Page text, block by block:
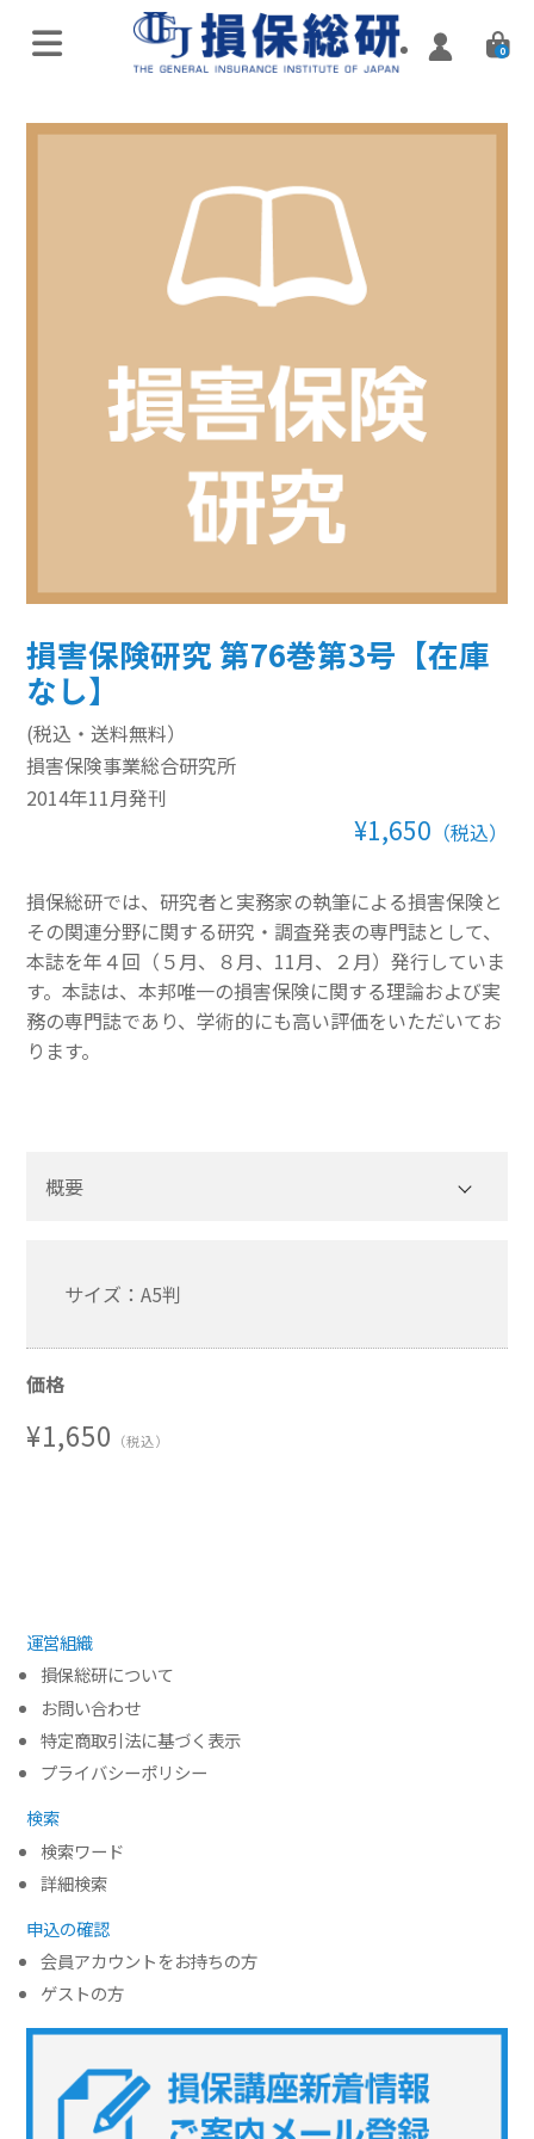
0
実施済み講座
Zoomミーティング講座
ハイブリッド（通学・配信）
eラーニング／通信講座
損害保険入門講座
通信添削講座
損保講座通年コース
ベーシック講座
本科講座
書籍
すべて表示 書籍
損害保険講座用テキスト
学術書
損害保険研究 第76巻第3号【在庫
なし】
(税込・送料無料）
損害保険事業総合研究所
2014年11月発刊
¥1,650 （税込）
損保総研では、研究者と実務家の執筆による損害保険と
その関連分野に関する研究・調査発表の専門誌として、
本誌を年４回（５月、８月、11月、２月）発行していま
す。本誌は、本邦唯一の損害保険に関する理論および実
務の専門誌であり、学術的にも高い評価をいただいてお
ります。
概要
サイズ：A5判
価格
¥1,650 （税込）
運営組織
損保総研について
お問い合わせ
特定商取引法に基づく表示
プライバシーポリシー
検索
検索ワード
詳細検索
申込の確認
会員アカウントをお持ちの方
ゲストの方